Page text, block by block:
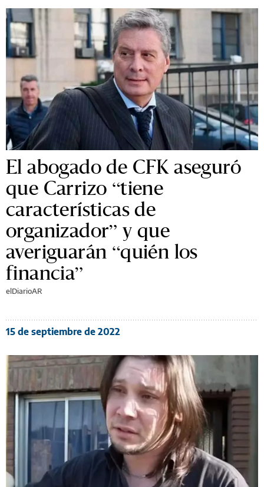
El abogado de CFK aseguró
que Carrizo “tiene
características de
organizador” y que
averiguarán “quién los
financia”
elDiarioAR
15 de septiembre de 2022